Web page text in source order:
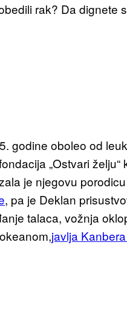
rak? Da dignete
godine oboleo od
„Ostvari
je njegovu
, pa je Deklan
talaca, vožnja
javlja